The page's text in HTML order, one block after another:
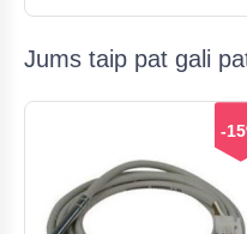
Jums taip pat gali
-